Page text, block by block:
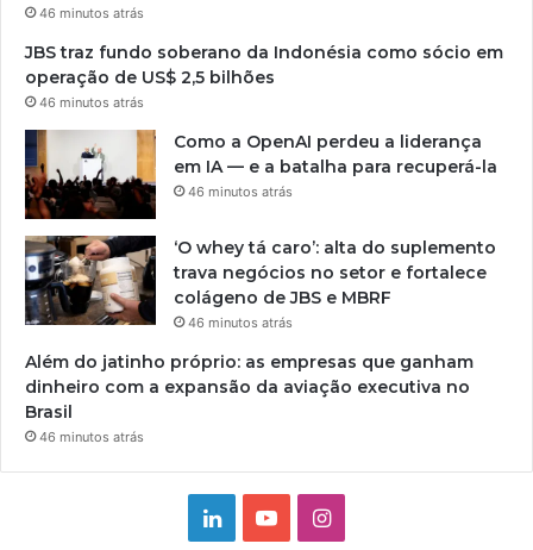
46 minutos atrás
JBS traz fundo soberano da Indonésia como sócio em
operação de US$ 2,5 bilhões
46 minutos atrás
Como a OpenAI perdeu a liderança
em IA — e a batalha para recuperá-la
46 minutos atrás
‘O whey tá caro’: alta do suplemento
trava negócios no setor e fortalece
colágeno de JBS e MBRF
46 minutos atrás
Além do jatinho próprio: as empresas que ganham
dinheiro com a expansão da aviação executiva no
Brasil
46 minutos atrás
LinkedinYouTubeInstagram